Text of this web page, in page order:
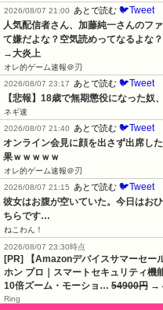
2026/08/07 21:00
あとで読む 🐦Tweet
人気配信者さん、加藤純一さんのフ
て嫌だよな？空気読めってなるよな
→大炎上
オレ的ゲーム速報＠刃
2026/08/07 23:17
あとで読む 🐦Tweet
【悲報】18歳で無期懲役になった奴
ネギ速
2026/08/07 21:40
あとで読む 🐦Tweet
オンライン会見に顔を出さず出席し
果ｗｗｗｗｗ
オレ的ゲーム速報＠刃
2026/08/07 21:15
あとで読む 🐦Tweet
彼女はお腹が空いていた。今日はお
ちらです…
ねこわん！
2026/08/07 23:30時点
[PR] 【Amazonデバイスサマーセー
ホン プロ｜スマートセキュリティ機
10倍ズーム・モーショ… 54900円 →
Ring